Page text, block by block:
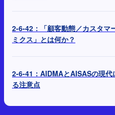
2-6-42：「顧客動態／カスタマ
ミクス」とは何か？
2-6-41：AIDMAとAISASの現代
る注意点